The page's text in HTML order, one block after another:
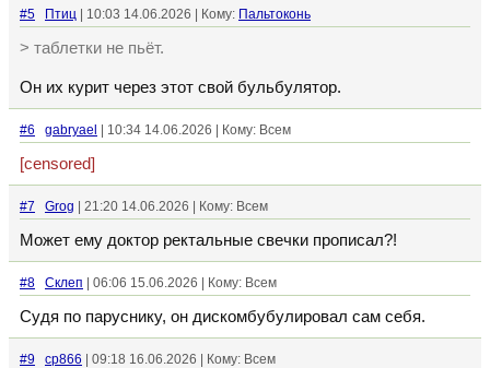
#5 Птиц | 10:03 14.06.2026 | Кому: Пальтоконь
> таблетки не пьёт.
Он их курит через этот свой бульбулятор.
#6 gabryael | 10:34 14.06.2026 | Кому: Всем
[censored]
#7 Grog | 21:20 14.06.2026 | Кому: Всем
Может ему доктор ректальные свечки прописал?!
#8 Склеп | 06:06 15.06.2026 | Кому: Всем
Судя по паруснику, он дискомбубулировал сам себя.
#9 cp866 | 09:18 16.06.2026 | Кому: Всем